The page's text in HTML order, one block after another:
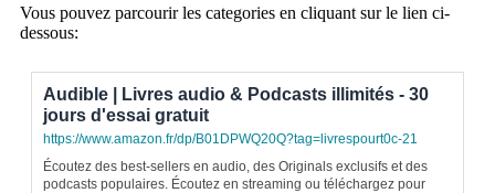
Vous pouvez parcourir les categories en cliquant sur le lien ci-
dessous:
Audible | Livres audio & Podcasts illimités - 30
jours d'essai gratuit
https://www.amazon.fr/dp/B01DPWQ20Q?tag=livrespourt0c-21
Écoutez des best-sellers en audio, des Originals exclusifs et des
podcasts populaires. Écoutez en streaming ou téléchargez pour